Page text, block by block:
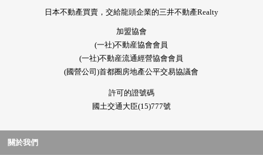
日本不動產買賣，交給龍頭企業的三井不動產Realty
加盟協會
(一社)不動産協會會員
(一社)不動産流通經營協會會員
(國營公司)首都圈房地產公平交易協議會
許可的證號碼
國土交通大臣(15)777號
關於我們